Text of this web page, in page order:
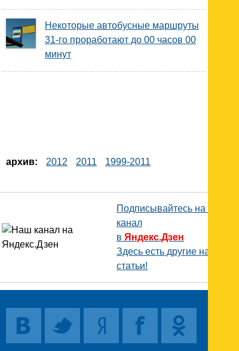
Некоторые автобусные маршруты
31-го проработают до 00 часов 00
минут
архив: 2012 2011 1999-2011
Подписывайтесь на наш
канал
в Яндекс.Дзен
Здесь есть другие наши
статьи!